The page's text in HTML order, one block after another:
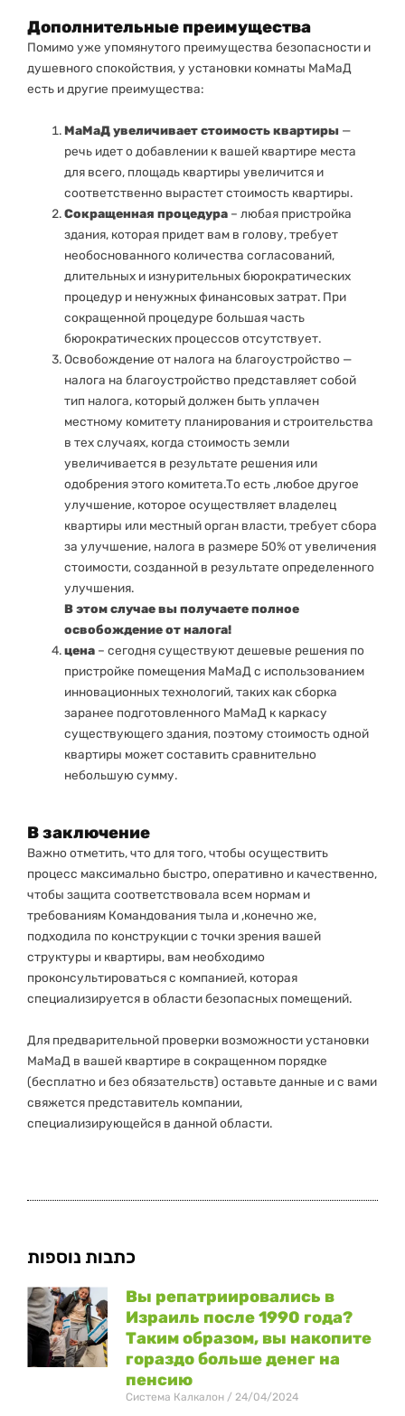
Дополнительные преимущества
Помимо уже упомянутого преимущества безопасности и
душевного спокойствия, у установки комнаты MаMаД
есть и другие преимущества:
МаМаД увеличивает стоимость квартиры —
речь идет о добавлении к вашей квартире места
для всего, площадь квартиры увеличится и
соответственно вырастет стоимость квартиры.
Сокращенная процедура – ​​любая пристройка
здания, которая придет вам в голову, требует
необоснованного количества согласований,
длительных и изнурительных бюрократических
процедур и ненужных финансовых затрат. При
сокращенной процедуре большая часть
бюрократических процессов отсутствует.
Освобождение от налога на благоустройство —
налога на благоустройство представляет собой
тип налога, который должен быть уплачен
местному комитету планирования и строительства
в тех случаях, когда стоимость земли
увеличивается в результате решения или
одобрения этого комитета.То есть ,любое другое
улучшение, которое осуществляет владелец
квартиры или местный орган власти, требует сбора
за улучшение, налога в размере 50% от увеличения
стоимости, созданной в результате определенного
улучшения.
В этом случае вы получаете полное
освобождение от налога!
цена – сегодня существуют дешевые решения по
пристройке помещения МаМаД с использованием
инновационных технологий, таких как сборка
заранее подготовленного МаМаД к каркасу
существующего здания, поэтому стоимость одной
квартиры может составить сравнительно
небольшую сумму.
В заключение
Важно отметить, что для того, чтобы осуществить
процесс максимально быстро, оперативно и качественно,
чтобы защита соответствовала всем нормам и
требованиям Командования тыла и ,конечно же,
подходила по конструкции с точки зрения вашей
структуры и квартиры, вам необходимо
проконсультироваться с компанией, которая
специализируется в области безопасных помещений.
Для предварительной проверки возможности установки
МаМаД в вашей квартире в сокращенном порядке
(бесплатно и без обязательств) оставьте данные и с вами
свяжется представитель компании,
специализирующейся в данной области.
כתבות נוספות
Вы репатриировались в
Израиль после 1990 года?
Таким образом, вы накопите
гораздо больше денег на
пенсию
Система Калкалон 24/04/2024